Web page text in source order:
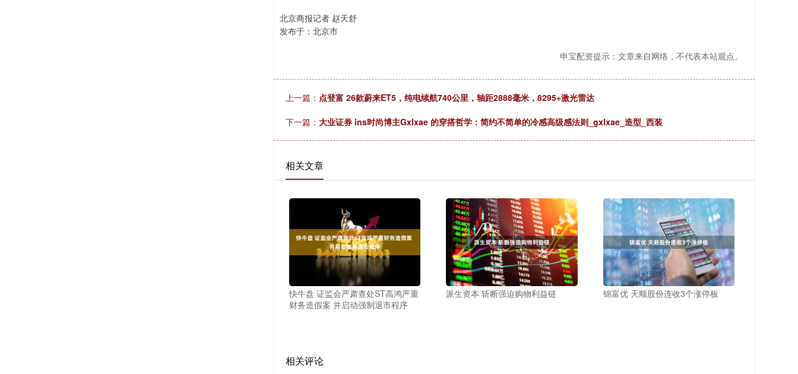
北京商报记者 赵天舒
发布于：北京市
申宝配资提示：文章来自网络，不代表本站观点。
上一篇： 点登富 26款蔚来ET5，纯电续航740公里，轴距2888毫米，8295+激光雷达
下一篇： 大业证券 ins时尚博主Gxlxae 的穿搭哲学：简约不简单的冷感高级感法则_gxlxae_造型_西装
相关文章
快牛盘 证监会严肃查处ST高鸿严重
财务造假案 并启动强制退市程序
派生资本 斩断强迫购物利益链 锦富优 天顺股份连收3个涨停板
相关评论